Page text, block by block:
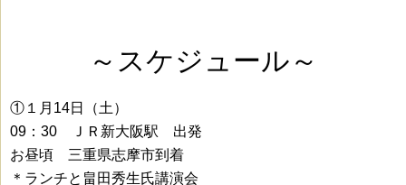
～スケジュール～
①１月14日（土）
09：30 ＪＲ新大阪駅 出発
お昼頃 三重県志摩市到着
＊ランチと畠田秀生氏講演会